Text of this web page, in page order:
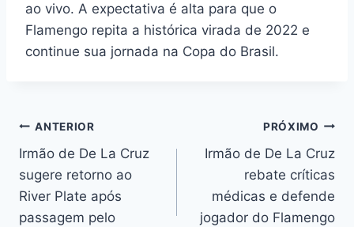
ao vivo. A expectativa é alta para que o
Flamengo repita a histórica virada de 2022 e
continue sua jornada na Copa do Brasil.
Navegação
de
Post
ANTERIOR
Irmão de De La Cruz
sugere retorno ao
River Plate após
passagem pelo
PRÓXIMO
Irmão de De La Cruz
rebate críticas
médicas e defende
jogador do Flamengo